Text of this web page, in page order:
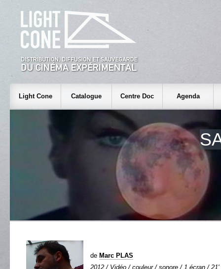
Light Cone Catalogue Centre Doc Agenda
de Marc PLAS
2012 / Vidéo / couleur / sonore / 1 écran / 21'